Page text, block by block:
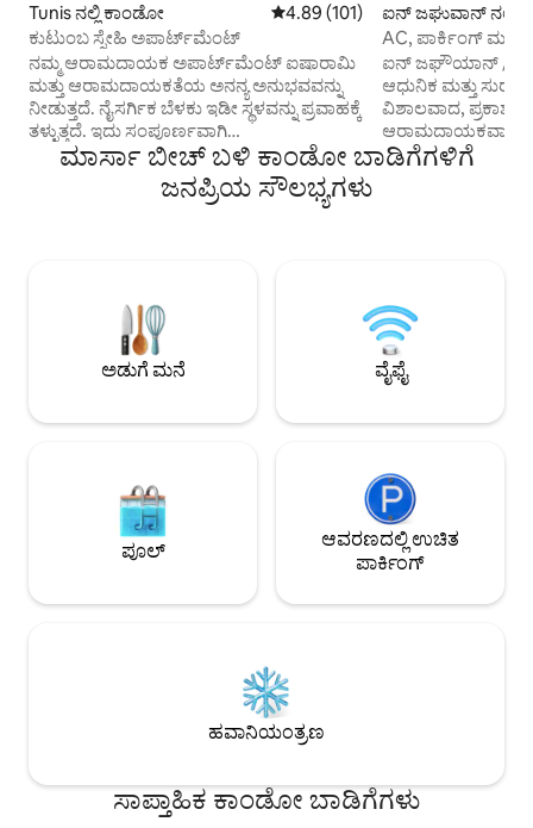
Tunis ನಲ್ಲಿ ಕಾಂಡೋ 5 ರಲ್ಲಿ 4.89 ಸರಾಸರಿ ರೇಟಿಂಗ್, 101
4.89 (101)
ಕುಟುಂಬ ಸ್ನೇಹಿ ಅಪಾರ್ಟ್‌ಮೆಂಟ್
ನಮ್ಮ ಆರಾಮದಾಯಕ ಅಪಾರ್ಟ್‌ಮೆಂಟ್ ಐಷಾರಾಮಿ
ಮತ್ತು ಆರಾಮದಾಯಕತೆಯ ಅನನ್ಯ ಅನುಭವವನ್ನು
ನೀಡುತ್ತದೆ. ನೈಸರ್ಗಿಕ ಬೆಳಕು ಇಡೀ ಸ್ಥಳವನ್ನು ಪ್ರವಾಹಕ್ಕೆ
ತಳ್ಳುತ್ತದೆ. ಇದು ಸಂಪೂರ್ಣವಾಗಿ
ಹವಾನಿಯಂತ್ರಿತವಾಗಿದೆ, ಉತ್ತಮ ಇಂಟರ್ನೆಟ್
ಸಂಪರ್ಕದೊಂದಿಗೆ ಕೇಂದ್ರೀಕೃತವಾಗಿದೆ. ಖಾಸಗಿ
ಪಾರ್ಕಿಂಗ್ ಸ್ಥಳವನ್ನು ನೀಡಲಾಗುತ್ತದೆ . ನೆರೆಹೊರೆಯಲ್ಲಿ,
ಹತ್ತಿರದಲ್ಲಿವೆ . ಇದು ಟುನಿಸ್ ಡೌನ್‌ಟೌನ್ ,ಸಿಡಿ ಬೌ
ಸೈಡ್, ಕಾರ್ತೇಜ್ ಮತ್ತು ಮಾರ್ಸಾ ನಡುವೆ
ಅರ್ಧದಾರಿಯಲ್ಲಿದೆ
ಐನ್ ಜಘುವಾನ್ ನಲ್ಲಿ
AC, ಪಾರ್ಕಿಂಗ್ ಮತ್ತು
ವಿಶಾಲವಾದ 2BDR
ಐನ್ ಜಘೌಯಾನ್ / ಲೆಸ್
ಆಧುನಿಕ ಮತ್ತು
ವಿಶಾಲವಾದ,
ಆರಾಮದಾಯಕವಾಗಿ
ಬೆಡ್‌ರೂಮ್
ಮಾರ್ಸಾ, ಕಾರ್ತೇಜ್
ಸುಮಾರು 15
ಮಾರ್ಸಾ ಬೀಚ್ ಬಳಿ ಕಾಂಡೋ ಬಾಡಿಗೆಗಳಿಗೆ
ಜನಪ್ರಿಯ ಸೌಲಭ್ಯಗಳು
ಅಡುಗೆ ಮನೆ ವೈಫೈ
ಪೂಲ್
ಆವರಣದಲ್ಲಿ ಉಚಿತ
ಪಾರ್ಕಿಂಗ್
ಹವಾನಿಯಂತ್ರಣ
ಸಾಪ್ತಾಹಿಕ ಕಾಂಡೋ ಬಾಡಿಗೆಗಳು